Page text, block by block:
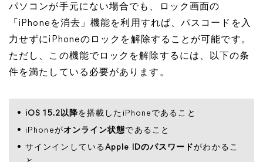
パソコンが手元にない場合でも、ロック画面の
「iPhoneを消去」機能を利用すれば、パスコードを入
力せずにiPhoneのロックを解除することが可能です。
ただし、この機能でロックを解除するには、以下の条
件を満たしている必要があります。
iOS 15.2以降を搭載したiPhoneであること
iPhoneがオンライン状態であること
サインインしているApple IDのパスワードがわかるこ